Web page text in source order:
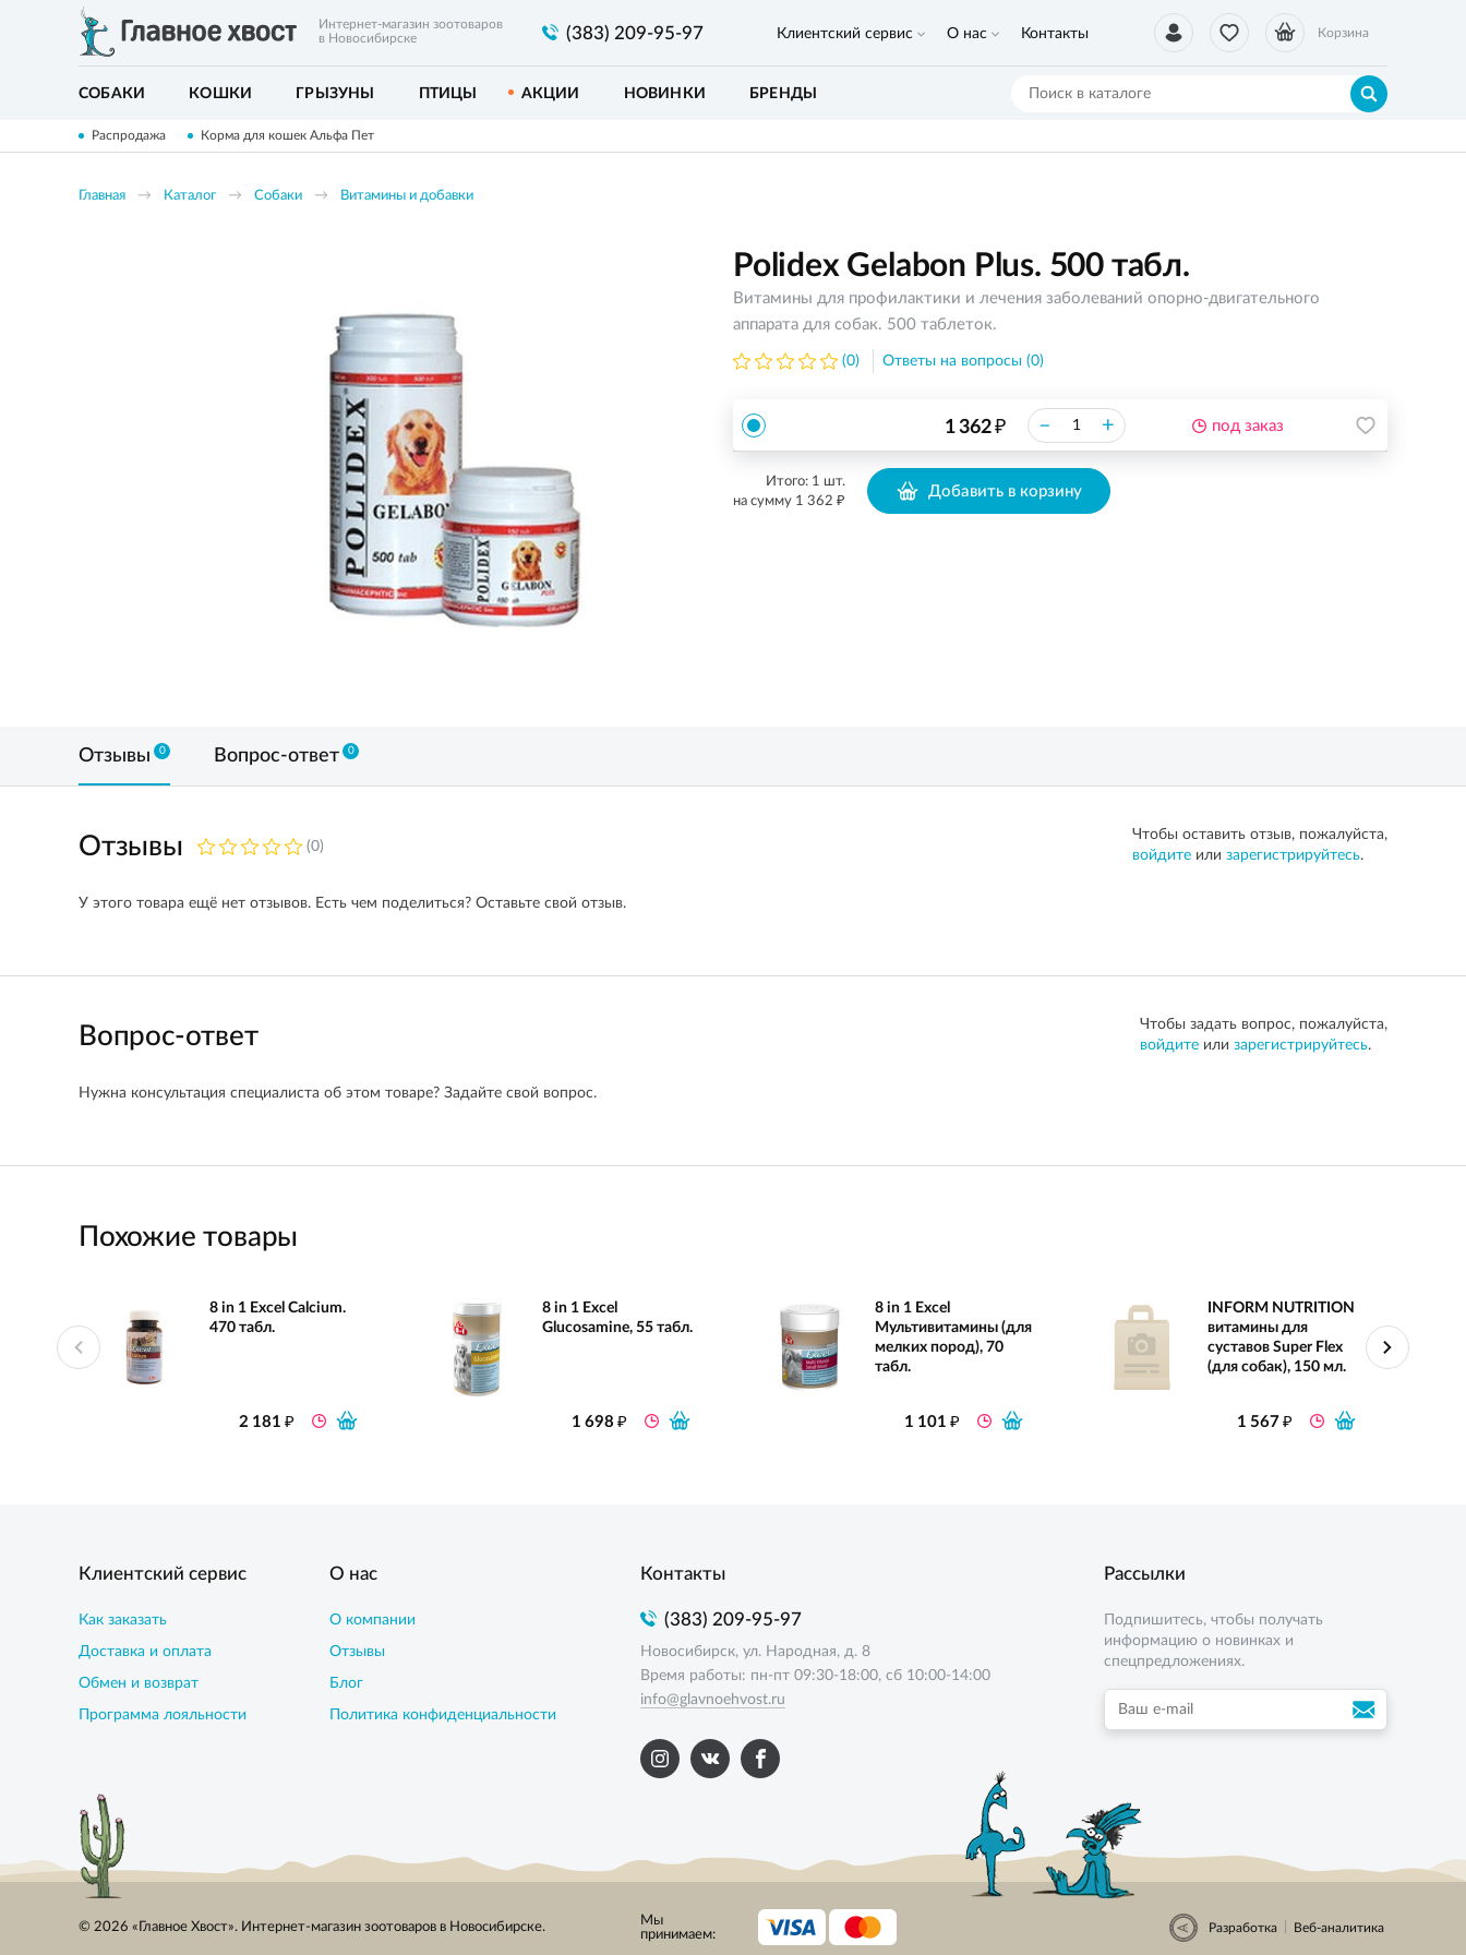
Интернет-магазин зоотоваров
в Новосибирске
(383) 209-95-97 Корзина
Клиентский сервис О нас Контакты
СОБАКИ КОШКИ ГРЫЗУНЫ ПТИЦЫ АКЦИИ НОВИНКИ БРЕНДЫ
Распродажа Корма для кошек Альфа Пет
Главная Каталог Собаки Витамины и добавки
Polidex Gelabon Plus. 500 табл.
Витамины для профилактики и лечения заболеваний опорно-двигательного
аппарата для собак. 500 таблеток.
(0) Ответы на вопросы (0)
1 362₽ – + под заказ
Итого: 1 шт.
на сумму 1 362 ₽ Добавить в корзину
Отзывы 0 Вопрос-ответ 0
Отзывы (0)
Чтобы оставить отзыв, пожалуйста,
войдите или зарегистрируйтесь.
У этого товара ещё нет отзывов. Есть чем поделиться? Оставьте свой отзыв.
Вопрос-ответ
Чтобы задать вопрос, пожалуйста,
войдите или зарегистрируйтесь.
Нужна консультация специалиста об этом товаре? Задайте свой вопрос.
Похожие товары
8 in 1 Excel Calcium.
470 табл.
2 181₽
8 in 1 Excel
Glucosamine, 55 табл.
1 698₽
8 in 1 Excel
Мультивитамины (для
мелких пород), 70
табл.
1 101₽
INFORM NUTRITION
витамины для
суставов Super Flex
(для собак), 150 мл.
1 567₽
Клиентский сервис
Как заказать
Доставка и оплата
Обмен и возврат
Программа лояльности
О нас
О компании
Отзывы
Блог
Политика конфиденциальности
Контакты
(383) 209-95-97
Новосибирск, ул. Народная, д. 8
Время работы: пн-пт 09:30-18:00, сб 10:00-14:00
info@glavnoehvost.ru
Рассылки
Подпишитесь, чтобы получать
информацию о новинках и
спецпредложениях.
© 2026 «Главное Хвост». Интернет-магазин зоотоваров в Новосибирске.
Мы
принимаем:
Разработка Веб-аналитика